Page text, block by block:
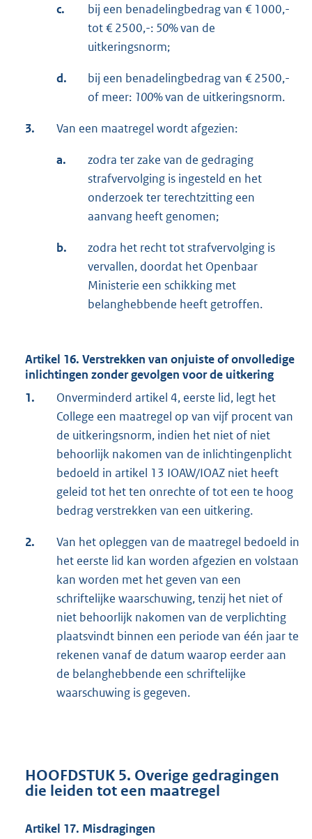
c.
bij een benadelingbedrag van € 1000,-
tot € 2500,-: 50%van de
uitkeringsnorm;
d.
bij een benadelingbedrag van € 2500,-
of meer: 100%van de uitkeringsnorm.
3. Van een maatregel wordt afgezien:
a.
zodra ter zake van de gedraging
strafvervolging is ingesteld en het
onderzoek ter terechtzitting een
aanvang heeft genomen;
b.
zodra het recht tot strafvervolging is
vervallen, doordat het Openbaar
Ministerie een schikking met
belanghebbende heeft getroffen.
Artikel 16. Verstrekken van onjuiste of onvolledige
inlichtingen zonder gevolgen voor de uitkering
1.
Onverminderd artikel 4, eerste lid, legt het
College een maatregel op van vijf procent van
de uitkeringsnorm, indien het niet of niet
behoorlijk nakomen van de inlichtingenplicht
bedoeld in artikel 13 IOAW/IOAZ niet heeft
geleid tot het ten onrechte of tot een te hoog
bedrag verstrekken van een uitkering.
2.
Van het opleggen van de maatregel bedoeld in
het eerste lid kan worden afgezien en volstaan
kan worden met het geven van een
schriftelijke waarschuwing, tenzij het niet of
niet behoorlijk nakomen van de verplichting
plaatsvindt binnen een periode van één jaar te
rekenen vanaf de datum waarop eerder aan
de belanghebbende een schriftelijke
waarschuwing is gegeven.
HOOFDSTUK 5. Overige gedragingen
die leiden tot een maatregel
Artikel 17. Misdragingen